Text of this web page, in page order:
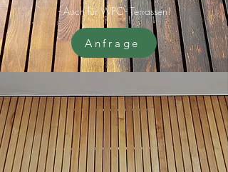
- Auch für WPC - Terrassen!
Anfrage